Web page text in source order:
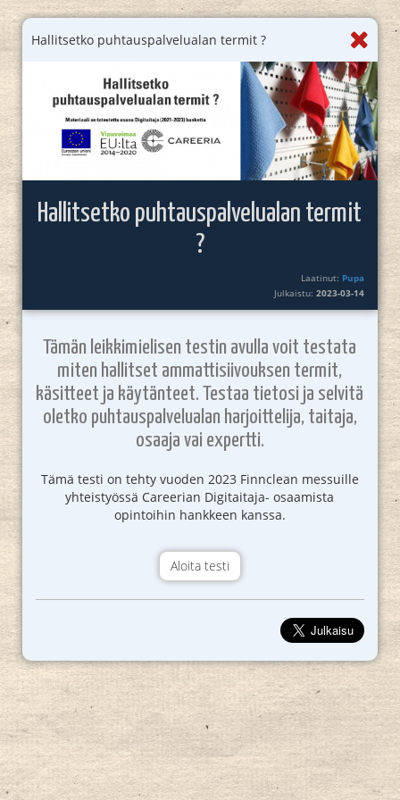
Hallitsetko puhtauspalvelualan termit ?
Hallitsetko puhtauspalvelualan termit
?
Laatinut: Pupa
Julkaistu:2023-03-14
Tämän leikkimielisen testin avulla voit testata
miten hallitset ammattisiivouksen termit,
käsitteet ja käytänteet. Testaa tietosi ja selvitä
oletko puhtauspalvelualan harjoittelija, taitaja,
osaaja vai expertti.
Tämä testi on tehty vuoden 2023 Finnclean messuille
yhteistyössä Careerian Digitaitaja- osaamista
opintoihin hankkeen kanssa.
Aloita testi